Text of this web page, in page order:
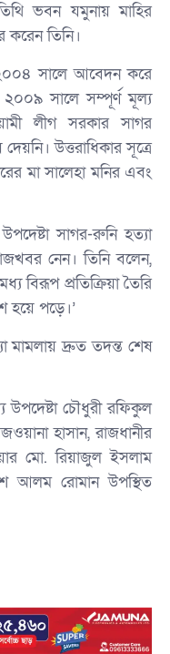
ভবন যমুনায় মাহির
করেন তিনি।
সালে আবেদন করে
২০০৯ সালে সম্পূর্ণ মূল্য
লীগ সরকার সাগর
উত্তরাধিকার সূত্রে
মা সালেহা মনির এবং
সাগর-রুনি হত্যা
নেন। তিনি বলেন,
বিরূপ প্রতিক্রিয়া তৈরি
হয়ে পড়ে।’
মামলায় দ্রুত তদন্ত শেষ
উপদেষ্টা চৌধুরী রফিকুল
হাসান, রাজধানীর
মো. রিয়াজুল ইসলাম
আলম রোমান উপস্থিত